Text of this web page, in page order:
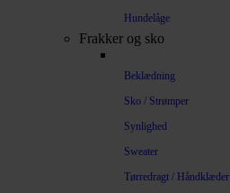
Hundelåge
Frakker og sko
Beklædning
Sko / Strømper
Synlighed
Sweater
Tørredragt / Håndklæder